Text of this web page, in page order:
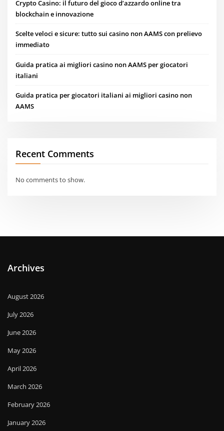
Crypto Casino: il futuro del gioco d’azzardo online tra
blockchain e innovazione
Scelte veloci e sicure: tutto sui casino non AAMS con prelievo
immediato
Guida pratica ai migliori casino non AAMS per giocatori
italiani
Guida pratica per giocatori italiani ai migliori casino non
AAMS
Recent Comments
No comments to show.
Archives
August 2026
July 2026
June 2026
May 2026
April 2026
March 2026
February 2026
January 2026